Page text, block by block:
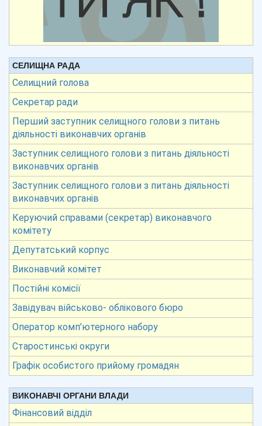
СЕЛИЩНА РАДА
Селищний голова
Секретар ради
Перший заступник селищного голови з питань
діяльності виконавчих органів
Заступник селищного голови з питань діяльності
виконавчих органів
Заступник селищного голови з питань діяльності
виконавчих органів
Керуючий справами (секретар) виконавчого
комітету
Депутатський корпус
Виконавчий комітет
Постійні комісії
Завідувач військово- облікового бюро
Оператор комп’ютерного набору
Старостинські округи
Графік особистого прийому громадян
ВИКОНАВЧІ ОРГАНИ ВЛАДИ
Фінансовий відділ